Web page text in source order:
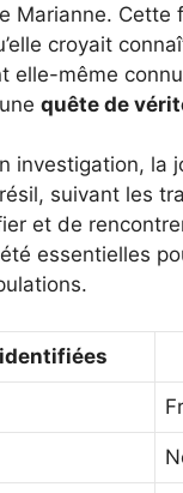
Marianne. Cette
croyait
elle-même
quête de
investigation, la
suivant les
et de
essentielles